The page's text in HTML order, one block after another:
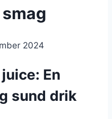
2024
En
sund drik